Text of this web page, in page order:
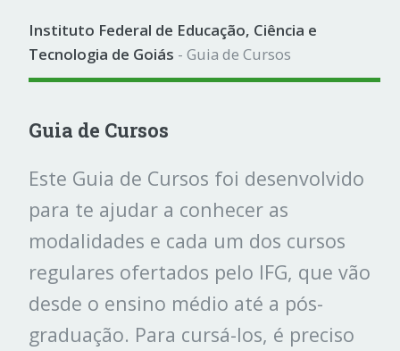
Instituto Federal de Educação, Ciência e
Tecnologia de Goiás - Guia de Cursos
Guia de Cursos
Este Guia de Cursos foi desenvolvido
para te ajudar a conhecer as
modalidades e cada um dos cursos
regulares ofertados pelo IFG, que vão
desde o ensino médio até a pós-
graduação. Para cursá-los, é preciso